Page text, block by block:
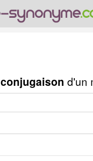
conjugaison d'un